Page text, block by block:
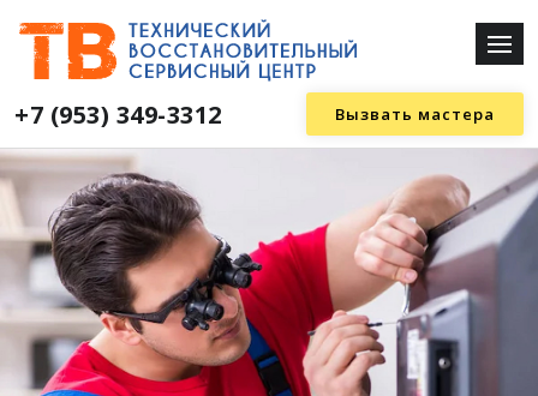
+7 (953) 349-3312 Вызвать мастера